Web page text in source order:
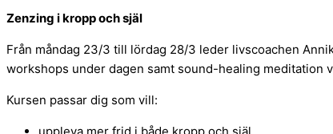
Zenzing i kropp och själ
Från måndag 23/3 till lördag 28/3 leder livscoachen
workshops under dagen samt sound-healing meditation
Kursen passar dig som vill: